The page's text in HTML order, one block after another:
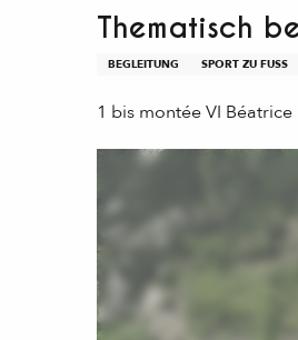
Thematisch
BEGLEITUNG SPORT ZU FUSS
1 bis montée VI